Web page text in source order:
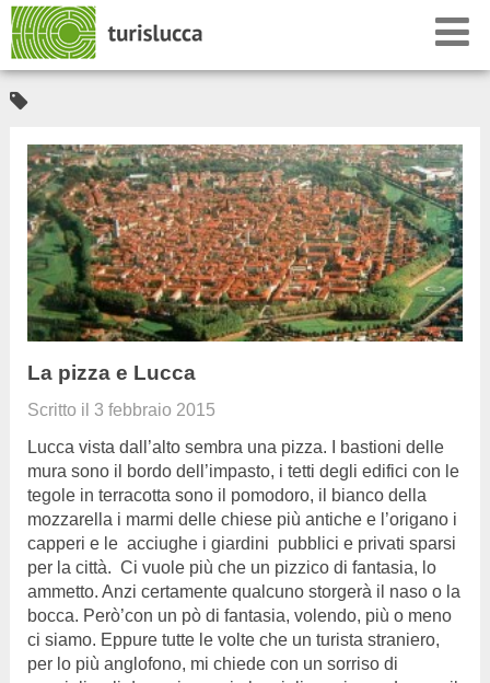
La pizza e Lucca
Scritto il 3 febbraio 2015
Lucca vista dall’alto sembra una pizza. I bastioni delle
mura sono il bordo dell’impasto, i tetti degli edifici con le
tegole in terracotta sono il pomodoro, il bianco della
mozzarella i marmi delle chiese più antiche e l’origano i
capperi e le acciughe i giardini pubblici e privati sparsi
per la città. Ci vuole più che un pizzico di fantasia, lo
ammetto. Anzi certamente qualcuno storgerà il naso o la
bocca. Però’con un pò di fantasia, volendo, più o meno
ci siamo. Eppure tutte le volte che un turista straniero,
per lo più anglofono, mi chiede con un sorriso di